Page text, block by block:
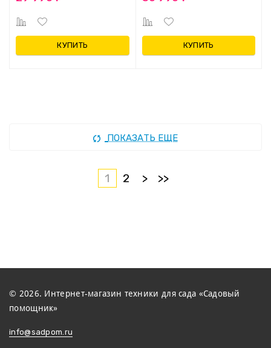
КУПИТЬ КУПИТЬ
ПОКАЗАТЬ ЕЩЕ
1 2 > >>
© 2026. Интернет-магазин техники для сада «Садовый
помощник»
info@sadpom.ru